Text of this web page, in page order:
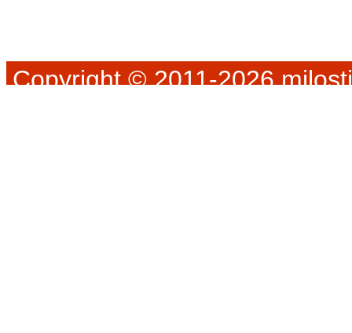
Copyright © 2011-2026